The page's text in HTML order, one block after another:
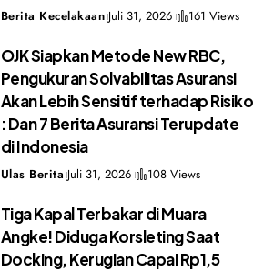
Berita Kecelakaan Juli 31, 2026 161 Views
OJK Siapkan Metode New RBC,
Pengukuran Solvabilitas Asuransi
Akan Lebih Sensitif terhadap Risiko
: Dan 7 Berita Asuransi Terupdate
di Indonesia
Ulas Berita Juli 31, 2026 108 Views
Tiga Kapal Terbakar di Muara
Angke! Diduga Korsleting Saat
Docking, Kerugian Capai Rp1,5